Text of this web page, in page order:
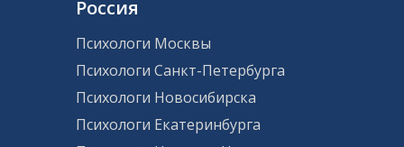
Россия
Психологи Москвы
Психологи Санкт-Петербурга
Психологи Новосибирска
Психологи Екатеринбурга